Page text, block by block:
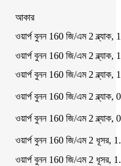
আকার
ওয়ার্প বুনন 160 জি/এম 2
ওয়ার্প বুনন 160 জি/এম 2
ওয়ার্প বুনন 160 জি/এম 2
ওয়ার্প বুনন 160 জি/এম 2
ওয়ার্প বুনন 160 জি/এম 2
ওয়ার্প বুনন 160 জি/এম 2 ধূসর,
ওয়ার্প বুনন 160 জি/এম 2 ধূসর,